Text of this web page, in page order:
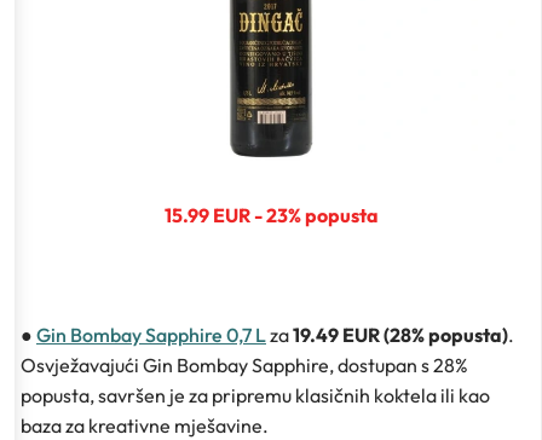
15.99 EUR - 23% popusta
● Gin Bombay Sapphire 0,7 Lza19.49 EUR (28% popusta).
Osvježavajući Gin Bombay Sapphire, dostupan s 28%
popusta, savršen je za pripremu klasičnih koktela ili kao
baza za kreativne mješavine.